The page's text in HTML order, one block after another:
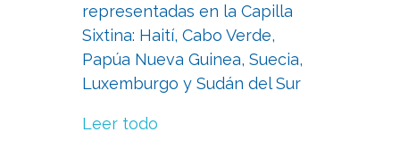
representadas en la Capilla
Sixtina: Haití, Cabo Verde,
Papúa Nueva Guinea, Suecia,
Luxemburgo y Sudán del Sur
Leer todo